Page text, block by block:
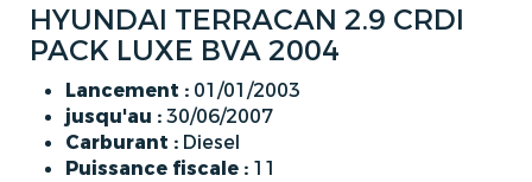
HYUNDAI TERRACAN 2.9 CRDI
PACK LUXE BVA 2004
Lancement : 01/01/2003
jusqu'au :30/06/2007
Carburant : Diesel
Puissance fiscale : 11